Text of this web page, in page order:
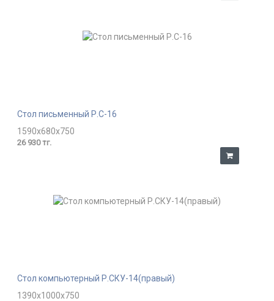
Стол письменный Р.С-16
1590x680x750
26 930 тг.
Стол компьютерный Р.СКУ-14(правый)
1390x1000x750